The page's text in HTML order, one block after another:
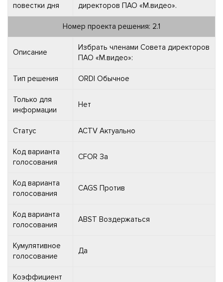
повестки дня
директоров ПАО «М.видео».
Номер проекта решения: 2.1
Описание
Избрать членами Совета директоров
ПАО «М.видео»:
Тип решения ORDI Обычное
Только для
информации
Нет
Статус ACTV Актуально
Код варианта
голосования
CFOR За
Код варианта
голосования
CAGS Против
Код варианта
голосования
ABST Воздержаться
Кумулятивное
голосование
Да
Коэффициент